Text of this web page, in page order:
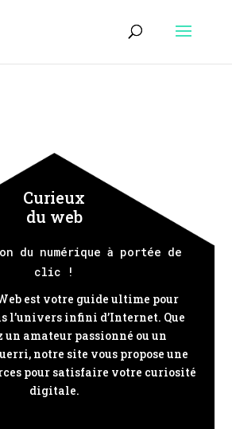
Curieux
du web
du numérique à portée de
clic !
est votre guide ultime pour
l’univers infini d’Internet. Que
un amateur passionné ou un
notre site vous propose une
pour satisfaire votre curiosité
digitale.